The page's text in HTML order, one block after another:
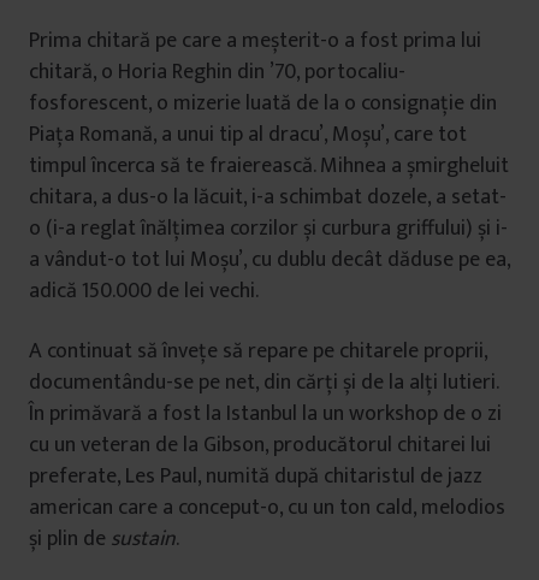
Prima chitară pe care a meșterit-o a fost prima lui
chitară, o Horia Reghin din ’70, portocaliu-
fosforescent, o mizerie luată de la o consignație din
Piața Romană, a unui tip al dracu’, Moșu’, care tot
timpul încerca să te fraierească. Mihnea a șmirgheluit
chitara, a dus-o la lăcuit, i-a schimbat dozele, a setat-
o (i-a reglat înălțimea corzilor și curbura griffului) și i-
a vândut-o tot lui Moșu’, cu dublu decât dăduse pe ea,
adică 150.000 de lei vechi.
A continuat să învețe să repare pe chitarele proprii,
documentându-se pe net, din cărți și de la alți lutieri.
În primăvară a fost la Istanbul la un workshop de o zi
cu un veteran de la Gibson, producătorul chitarei lui
preferate, Les Paul, numită după chitaristul de jazz
american care a conceput-o, cu un ton cald, melodios
și plin de sustain.